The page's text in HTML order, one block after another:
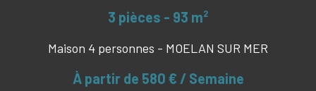
3 pièces - 93 m²
Maison 4 personnes - MOELAN SUR MER
À partir de 580 € / Semaine